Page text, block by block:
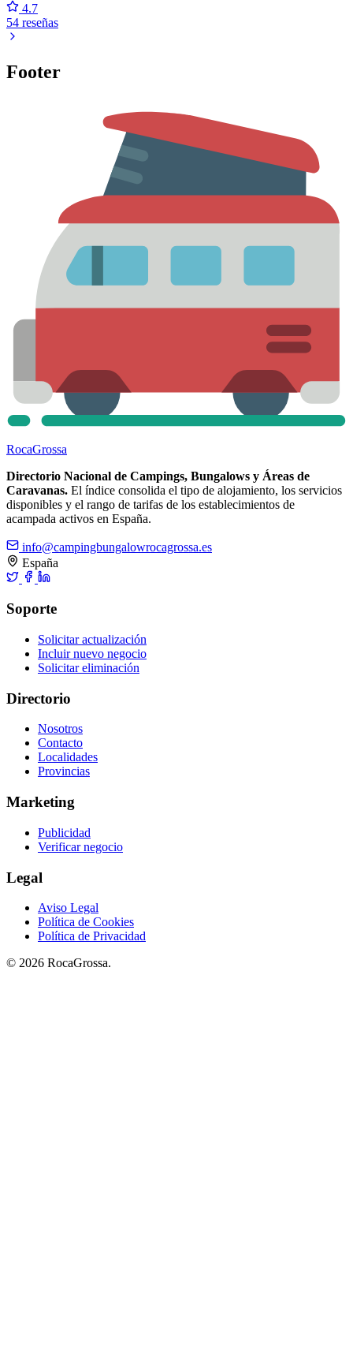
4.7
54 reseñas
Footer
RocaGrossa
Directorio Nacional de Campings, Bungalows y Áreas de
Caravanas. El índice consolida el tipo de alojamiento, los servicios
disponibles y el rango de tarifas de los establecimientos de
acampada activos en España.
info@campingbungalowrocagrossa.es
España
Soporte
Solicitar actualización
Incluir nuevo negocio
Solicitar eliminación
Directorio
Nosotros
Contacto
Localidades
Provincias
Marketing
Publicidad
Verificar negocio
Legal
Aviso Legal
Política de Cookies
Política de Privacidad
© 2026 RocaGrossa.